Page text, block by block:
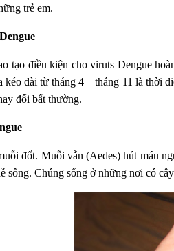
trẻ em.
tạo điều kiện cho viruts Dengue
dài từ tháng 4 – tháng 11 là thời
đổi bất thường.
đốt. Muỗi vằn (Aedes) hút máu
sống. Chúng sống ở những nơi có